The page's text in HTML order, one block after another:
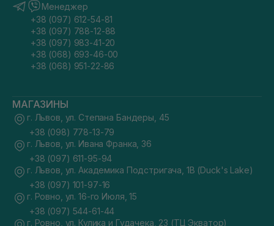
Менеджер
+38 (097) 612-54-81
+38 (097) 788-12-88
+38 (097) 983-41-20
+38 (068) 693-46-00
+38 (068) 951-22-86
МАГАЗИНЫ
г. Львов, ул. Степана Бандеры, 45
+38 (098) 778-13-79
г. Львов, ул. Ивана Франка, 36
+38 (097) 611-95-94
г. Львов, ул. Академика Подстригача, 1В (Duck's Lake)
+38 (097) 101-97-16
г. Ровно, ул. 16-го Июля, 15
+38 (097) 544-61-44
г. Ровно, ул. Кулика и Гудачека, 23 (ТЦ Экватор)